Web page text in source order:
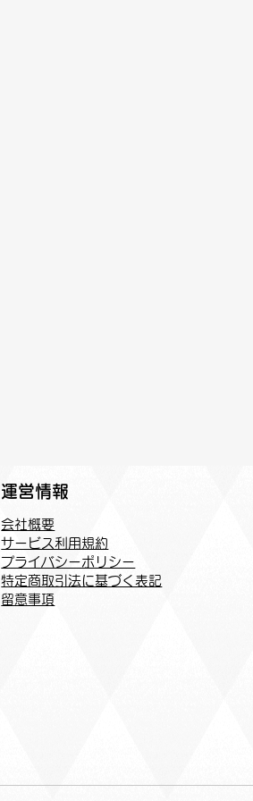
運営情報
会社概要
サービス利用規約
プライバシーポリシー
特定商取引法に基づく表記
​留意事項